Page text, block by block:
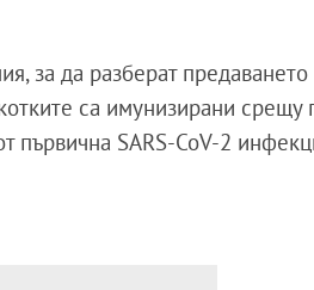
за да разберат
са имунизирани
първична SARS-CoV-2